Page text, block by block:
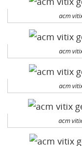
acm
acm
acm
acm